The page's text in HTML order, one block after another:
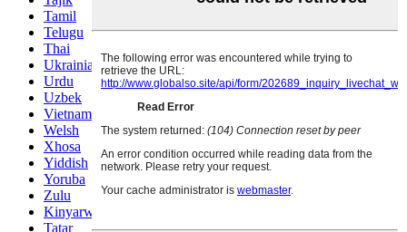
Tamil
Telugu
Thai
Ukrainian
Urdu
Uzbek
Vietnamese
Welsh
Xhosa
Yiddish
Yoruba
Zulu
Kinyarwanda
Tatar